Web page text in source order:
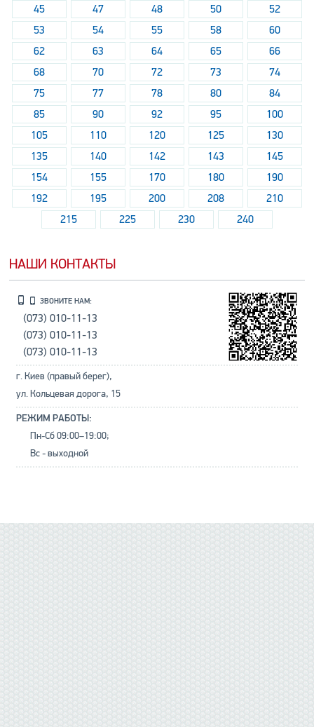
45
47 48 50
52
53
54 55 58
60
62
63 64 65
66
68
70 72 73
74
75
77 78 80
84
85
90 92 95
100
105
110 120 125
130
135
140 142 143
145
154
155 170 180
190
192
195 200 208
210
215
225 230 240
НАШИ КОНТАКТЫ
ЗВОНИТЕ НАМ:
(073) 010-11-13
(073) 010-11-13
(073) 010-11-13
г. Киев (правый берег),
ул. Кольцевая дорога, 15
РЕЖИМ РАБОТЫ:
Пн-Сб 09:00–19:00;
Вс - выходной